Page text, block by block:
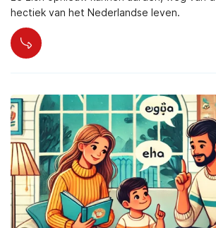
hectiek van het Nederlandse leven.